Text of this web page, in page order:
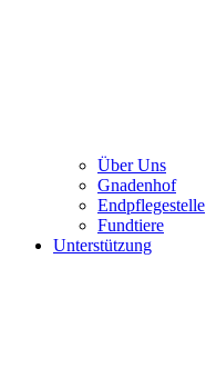
Über Uns
Gnadenhof
Endpflegestelle
Fundtiere
Unterstützung